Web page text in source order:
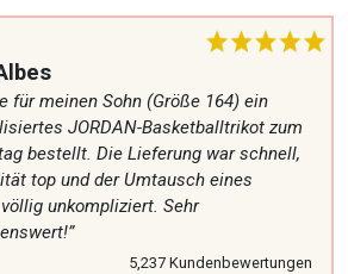
für meinen Sohn (Größe 164) ein
JORDAN-Basketballtrikot zum
bestellt. Die Lieferung war schnell,
top und der Umtausch eines
unkompliziert. Sehr
5,237 Kundenbewertungen